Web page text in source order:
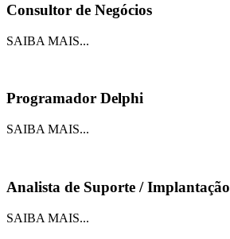
Consultor de Negócios
SAIBA MAIS...
Programador Delphi
SAIBA MAIS...
Analista de Suporte / Implantação
SAIBA MAIS...